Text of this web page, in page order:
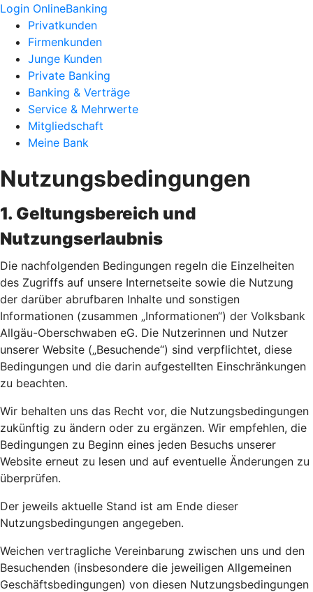
Login OnlineBanking
Privatkunden
Firmenkunden
Junge Kunden
Private Banking
Banking & Verträge
Service & Mehrwerte
Mitgliedschaft
Meine Bank
Nutzungsbedingungen
1. Geltungsbereich und
Nutzungserlaubnis
Die nachfolgenden Bedingungen regeln die Einzelheiten
des Zugriffs auf unsere Internetseite sowie die Nutzung
der darüber abrufbaren Inhalte und sonstigen
Informationen (zusammen „Informationen“) der Volksbank
Allgäu-Oberschwaben eG. Die Nutzerinnen und Nutzer
unserer Website („Besuchende“) sind verpflichtet, diese
Bedingungen und die darin aufgestellten Einschränkungen
zu beachten.
Wir behalten uns das Recht vor, die Nutzungsbedingungen
zukünftig zu ändern oder zu ergänzen. Wir empfehlen, die
Bedingungen zu Beginn eines jeden Besuchs unserer
Website erneut zu lesen und auf eventuelle Änderungen zu
überprüfen.
Der jeweils aktuelle Stand ist am Ende dieser
Nutzungsbedingungen angegeben.
Weichen vertragliche Vereinbarung zwischen uns und den
Besuchenden (insbesondere die jeweiligen Allgemeinen
Geschäftsbedingungen) von diesen Nutzungsbedingungen